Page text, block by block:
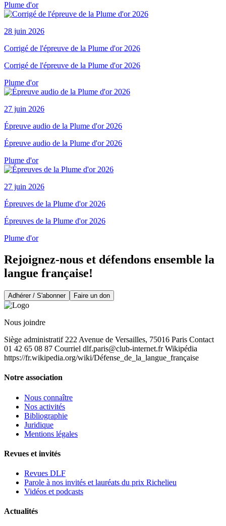
Plume d'or
28 juin 2026
Corrigé de l'épreuve de la Plume d'or 2026
Corrigé de l'épreuve de la Plume d'or 2026
Plume d'or
27 juin 2026
Épreuve audio de la Plume d'or 2026
Épreuve audio de la Plume d'or 2026
Plume d'or
27 juin 2026
Épreuves de la Plume d'or 2026
Épreuves de la Plume d'or 2026
Plume d'or
Rejoignez-nous et défendons ensemble la
langue française!
Adhérer / S'abonner Faire un don
Nous joindre
Siège administratif 222 Avenue de Versailles, 75016 Paris Contact
01 42 65 08 87 Courriel dlf.paris@club-internet.frWikipédia
https://fr.wikipedia.org/wiki/Défense_de_la_langue_française
Notre association
Nous connaître
Nos activités
Bibliographie
Juridique
Mentions légales
Revues et invités
Revues DLF
Parole à nos invités et lauréats du prix Richelieu
Vidéos et podcasts
Actualités